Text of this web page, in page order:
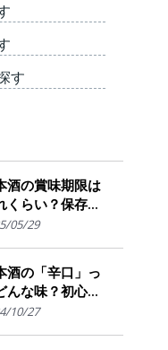
す
酒の賞味期限は
くらい？保存場
ポイント
05/29
酒の「辛口」っ
んな味？初心者
楽しめるその魅
10/27